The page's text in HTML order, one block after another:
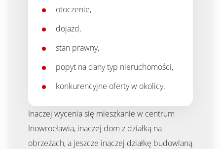
otoczenie,
dojazd,
stan prawny,
popyt na dany typ nieruchomości,
konkurencyjne oferty w okolicy.
Inaczej wycenia się mieszkanie w centrum
Inowrocławia, inaczej dom z działką na
obrzeżach, a jeszcze inaczej działkę budowlaną